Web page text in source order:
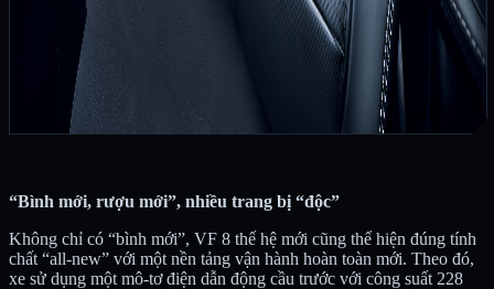
“Bình mới, rượu mới”, nhiều trang bị “độc”
Không chỉ có “bình mới”, VF 8 thế hệ mới cũng thể hiện đúng tính
chất “all-new” với một nền tảng vận hành hoàn toàn mới. Theo đó,
xe sử dụng một mô-tơ điện dẫn động cầu trước với công suất 228